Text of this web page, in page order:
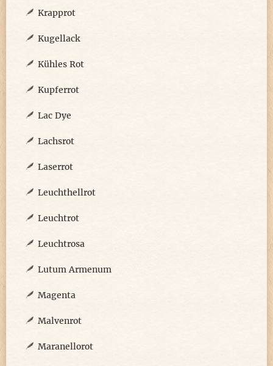
Krapprot
Kugellack
Kühles Rot
Kupferrot
Lac Dye
Lachsrot
Laserrot
Leuchthellrot
Leuchtrot
Leuchtrosa
Lutum Armenum
Magenta
Malvenrot
Maranellorot